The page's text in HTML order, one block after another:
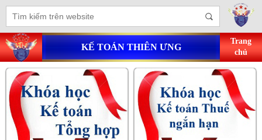
KẾ TOÁN THIÊN ƯNG
Trang
chủ